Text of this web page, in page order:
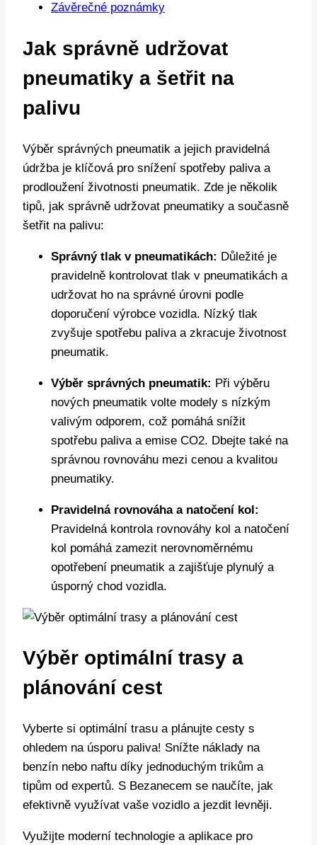
Závěrečné poznámky
Jak správně udržovat
pneumatiky a šetřit na
palivu
Výběr správných pneumatik a jejich pravidelná
údržba je klíčová pro snížení spotřeby paliva a
prodloužení životnosti pneumatik. Zde je několik
tipů, jak správně udržovat pneumatiky a současně
šetřit na palivu:
Správný tlak v pneumatikách: Důležité je
pravidelně kontrolovat tlak v pneumatikách a
udržovat ho na správné úrovni podle
doporučení výrobce vozidla. Nízký tlak
zvyšuje spotřebu paliva a zkracuje životnost
pneumatik.
Výběr správných pneumatik: Při výběru
nových pneumatik volte modely s nízkým
valivým odporem, což pomáhá snížit
spotřebu paliva a emise CO2. Dbejte také na
správnou rovnováhu mezi cenou a kvalitou
pneumatiky.
Pravidelná rovnováha a natočení kol:
Pravidelná kontrola rovnováhy kol a natočení
kol pomáhá zamezit nerovnoměrnému
opotřebení pneumatik a zajišťuje plynulý a
úsporný chod vozidla.
Výběr optimální trasy a
plánování cest
Vyberte si optimální trasu a plánujte cesty s
ohledem na úsporu paliva! Snížte náklady na
benzín nebo naftu díky jednoduchým trikům a
tipům od expertů. S Bezanecem se naučíte, jak
efektivně využívat vaše vozidlo a jezdit levněji.
Využijte moderní technologie a aplikace pro